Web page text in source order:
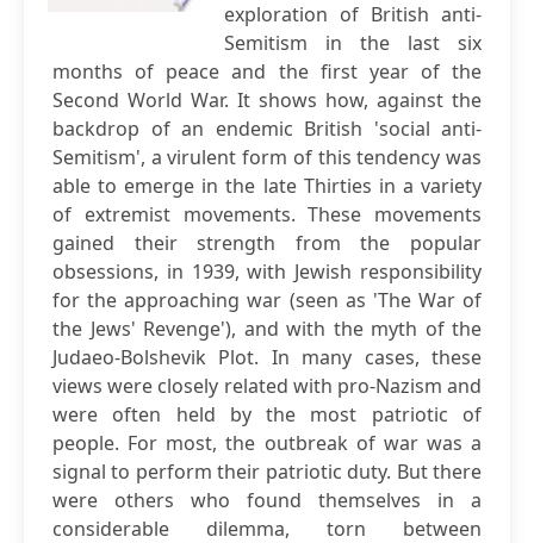
exploration of British anti-
Semitism in the last six
months of peace and the first year of the
Second World War. It shows how, against the
backdrop of an endemic British 'social anti-
Semitism', a virulent form of this tendency was
able to emerge in the late Thirties in a variety
of extremist movements. These movements
gained their strength from the popular
obsessions, in 1939, with Jewish responsibility
for the approaching war (seen as 'The War of
the Jews' Revenge'), and with the myth of the
Judaeo-Bolshevik Plot. In many cases, these
views were closely related with pro-Nazism and
were often held by the most patriotic of
people. For most, the outbreak of war was a
signal to perform their patriotic duty. But there
were others who found themselves in a
considerable dilemma, torn between